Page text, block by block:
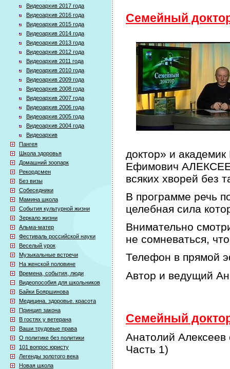
Видеоархив 2017 года
Видеоархив 2016 года
Видеоархив 2015 года
Видеоархив 2014 года
Видеоархив 2013 года
Видеоархив 2012 года
Видеоархив 2011 года
Видеоархив 2010 года
Видеоархив 2009 года
Видеоархив 2008 года
Видеоархив 2007 года
Видеоархив 2006 года
Видеоархив 2005 года
Видеоархив 2004 года
Видеоархив
Пангея
Школа здоровья
Домашний зоопарк
Рекордсмен
Без визы
Собеседники
Мамина школа
События культурной жизни
Зеркало жизни
Альма-матер
Фестиваль российской науки
Веселый урок
Музыкальные встречи
На женской половине
Времена, события, люди
Видеопособия для школьников
Байки Бояршинова
Медицина. здоровье. красота
Принцип закона
В гостях у ветерана
Ваши трудовые права
О политике без политики
101 вопрос юристу
Легенды золотого века
Новая школа
Семейный
доктор» и
Ефимович
всяких хворей без
В программе речь
целебная сила
Внимательно
не сомневаться,
Телефон в прямой
Автор и ведущий
Семейный
Анатолий Алексеев
Часть 1)